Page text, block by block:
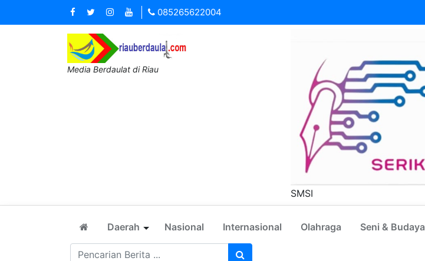
085265622004
Media Berdaulat di Riau
SMSI
Daerah Nasional Internasional Olahraga Seni & Budaya